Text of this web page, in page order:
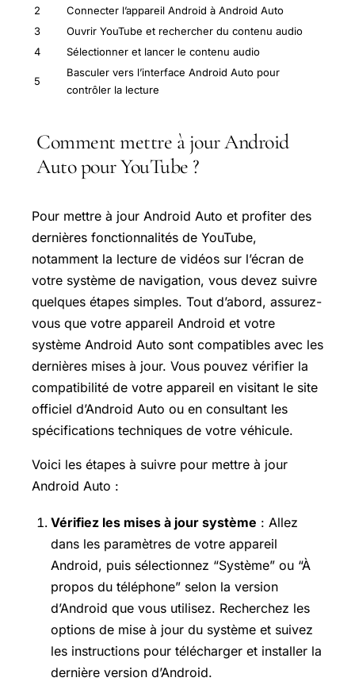
2
Connecter l’appareil Android à Android Auto
3
Ouvrir YouTube et rechercher du contenu audio
4
Sélectionner et lancer le contenu audio
5
Basculer vers l’interface Android Auto pour
contrôler la lecture
Comment mettre à jour Android
Auto pour YouTube ?
Pour mettre à jour Android Auto et profiter des
dernières fonctionnalités de YouTube,
notamment la lecture de vidéos sur l’écran de
votre système de navigation, vous devez suivre
quelques étapes simples. Tout d’abord, assurez-
vous que votre appareil Android et votre
système Android Auto sont compatibles avec les
dernières mises à jour. Vous pouvez vérifier la
compatibilité de votre appareil en visitant le site
officiel d’Android Auto ou en consultant les
spécifications techniques de votre véhicule.
Voici les étapes à suivre pour mettre à jour
Android Auto :
Vérifiez les mises à jour système : Allez
dans les paramètres de votre appareil
Android, puis sélectionnez “Système” ou “À
propos du téléphone” selon la version
d’Android que vous utilisez. Recherchez les
options de mise à jour du système et suivez
les instructions pour télécharger et installer la
dernière version d’Android.